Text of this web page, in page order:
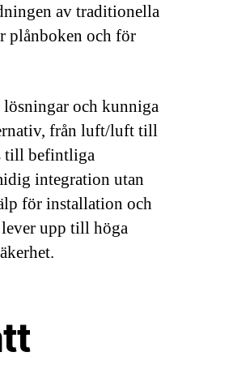
av traditionella
plånboken och för
lösningar och kunniga
från luft/luft till
till befintliga
integration utan
för installation och
lever upp till höga